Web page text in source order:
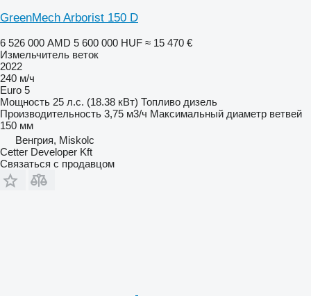
GreenMech Arborist 150 D
6 526 000 AMD 5 600 000 HUF ≈ 15 470 €
Измельчитель веток
2022
240 м/ч
Euro 5
Мощность 25 л.с. (18.38 кВт) Топливо дизель
Производительность 3,75 м3/ч Максимальный диаметр ветвей
150 мм
Венгрия, Miskolc
Cetter Developer Kft
Связаться с продавцом